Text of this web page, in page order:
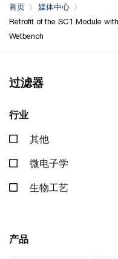
首页
媒体中心
Retrofit of the SC1 Module
Wetbench
过滤器
行业
其他
微电子学
生物工艺
产品